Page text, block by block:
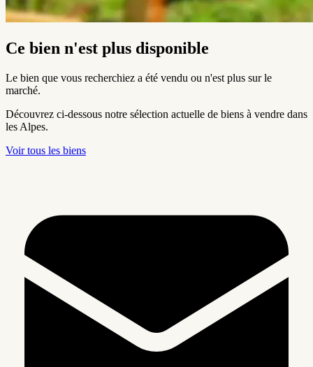
Ce bien n'est plus disponible
Le bien que vous recherchiez a été vendu ou n'est plus sur le
marché.
Découvrez ci-dessous notre sélection actuelle de biens à vendre dans
les Alpes.
Voir tous les biens